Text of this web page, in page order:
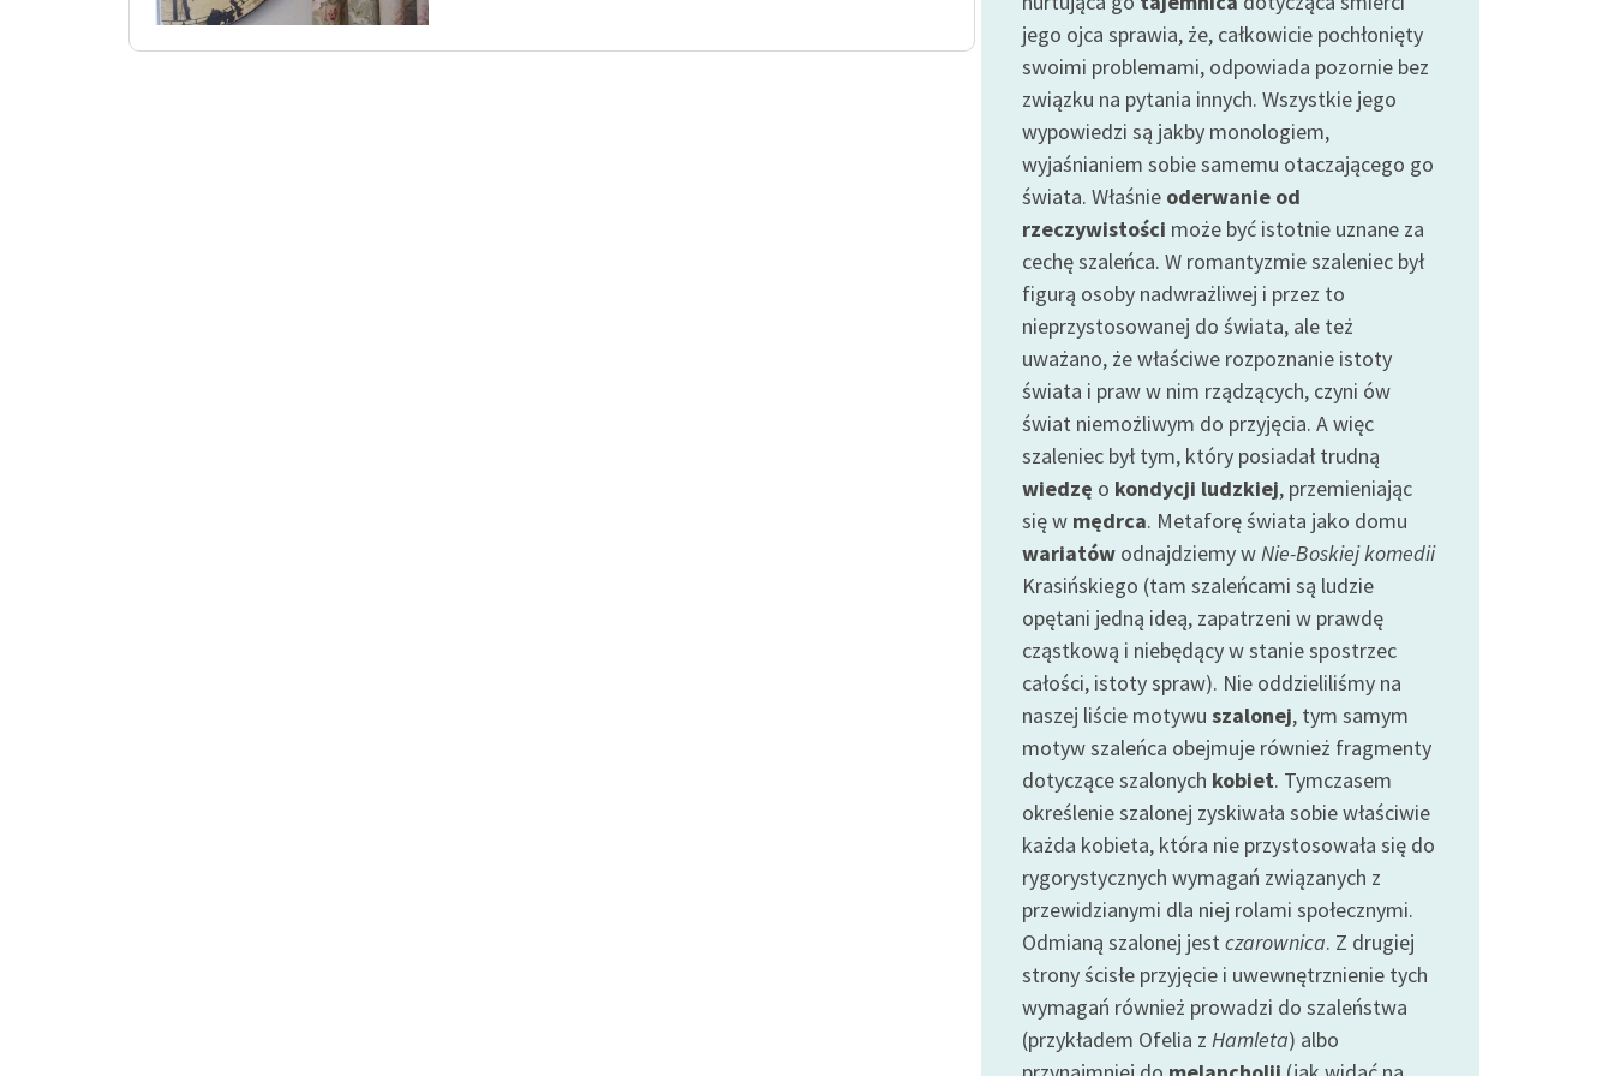
jego ojca sprawia, że, całkowicie pochłonięty
swoimi problemami, odpowiada pozornie bez
związku na pytania innych. Wszystkie jego
wypowiedzi są jakby monologiem,
wyjaśnianiem sobie samemu otaczającego go
świata. Właśnie oderwanie od
rzeczywistości może być istotnie uznane za
cechę szaleńca. W romantyzmie szaleniec był
figurą osoby nadwrażliwej i przez to
nieprzystosowanej do świata, ale też
uważano, że właściwe rozpoznanie istoty
świata i praw w nim rządzących, czyni ów
świat niemożliwym do przyjęcia. A więc
szaleniec był tym, który posiadał trudną
wiedzę o kondycji ludzkiej, przemieniając
się w mędrca. Metaforę świata jako domu
wariatów odnajdziemy wNie-Boskiej komedii
Krasińskiego (tam szaleńcami są ludzie
opętani jedną ideą, zapatrzeni w prawdę
cząstkową i niebędący w stanie spostrzec
całości, istoty spraw). Nie oddzieliliśmy na
naszej liście motywu szalonej, tym samym
motyw szaleńca obejmuje również fragmenty
dotyczące szalonych kobiet. Tymczasem
określenie szalonej zyskiwała sobie właściwie
każda kobieta, która nie przystosowała się do
rygorystycznych wymagań związanych z
przewidzianymi dla niej rolami społecznymi.
Odmianą szalonej jest czarownica. Z drugiej
strony ścisłe przyjęcie i uwewnętrznienie tych
wymagań również prowadzi do szaleństwa
(przykładem Ofelia z Hamleta) albo